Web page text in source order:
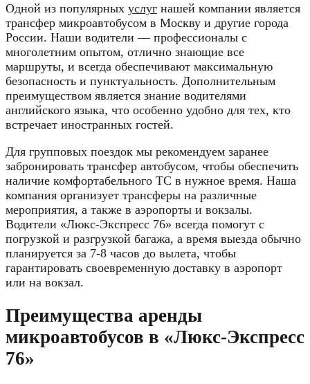
Одной из популярных услуг нашей компании является
трансфер микроавтобусом в Москву и другие города
России. Наши водители — профессионалы с
многолетним опытом, отлично знающие все
маршруты, и всегда обеспечивают максимальную
безопасность и пунктуальность. Дополнительным
преимуществом является знание водителями
английского языка, что особенно удобно для тех, кто
встречает иностранных гостей.
Для групповых поездок мы рекомендуем заранее
забронировать трансфер автобусом, чтобы обеспечить
наличие комфортабельного ТС в нужное время. Наша
компания организует трансферы на различные
мероприятия, а также в аэропорты и вокзалы.
Водители «Люкс-Экспресс 76» всегда помогут с
погрузкой и разгрузкой багажа, а время выезда обычно
планируется за 7-8 часов до вылета, чтобы
гарантировать своевременную доставку в аэропорт
или на вокзал.
Преимущества аренды
микроавтобусов в «Люкс-Экспресс
76»